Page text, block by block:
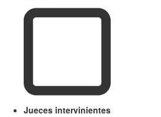
Jueces intervinientes